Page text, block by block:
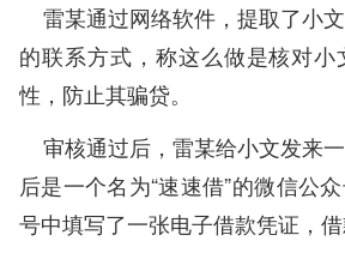
雷某通过网络软件，提取了小
的联系方式，称这么做是核对
性，防止其骗贷。
审核通过后，雷某给小文发来
后是一个名为“速速借”的微信公
号中填写了一张电子借款凭证，借